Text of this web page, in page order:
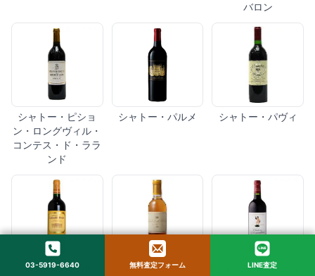
バロン
シャトー・ピショ
ン・ロングヴィル・
コンテス・ド・ララ
ンド
シャトー・パルメ シャトー・パヴィ
シャトー・デュクリ シャトー・ディケム シャトー・ダルマイ
03-5919-6640 無料査定フォーム LINE査定